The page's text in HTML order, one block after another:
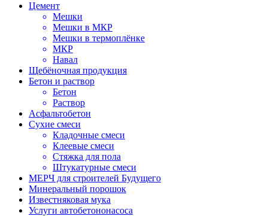
Цемент
Мешки
Мешки в МКР
Мешки в термоплёнке
МКР
Навал
Щебёночная продукция
Бетон и раствор
Бетон
Раствор
Асфальтобетон
Сухие смеси
Кладочные смеси
Клеевые смеси
Стяжка для пола
Штукатурные смеси
МЕРЧ для строителей Будущего
Минеральный порошок
Известняковая мука
Услуги автобетононасоса